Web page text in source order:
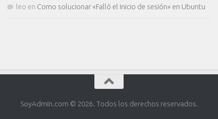
leo en Como solucionar «Falló el inicio de sesión» en Ubuntu
SoyAdmin.com © 2026. Todos los derechos reservados.